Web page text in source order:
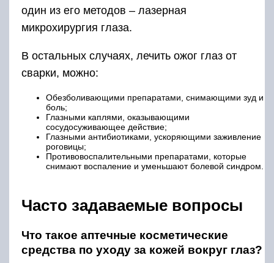
один из его методов – лазерная
микрохирургия глаза.
В остальных случаях, лечить ожог глаз от
сварки, можно:
Обезболивающими препаратами, снимающими зуд и
боль;
Глазными каплями, оказывающими
сосудосуживающее действие;
Глазными антибиотиками, ускоряющими заживление
роговицы;
Противовоспалительными препаратами, которые
снимают воспаление и уменьшают болевой синдром.
Часто задаваемые вопросы
Что такое аптечные косметические
средства по уходу за кожей вокруг глаз?